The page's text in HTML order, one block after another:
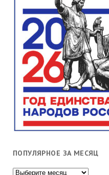
ПОПУЛЯРНОЕ ЗА МЕСЯЦ
Популярное